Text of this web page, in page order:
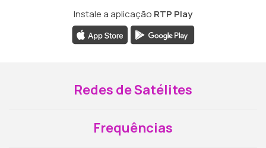
Instale a aplicação RTP Play
Redes de Satélites
Frequências